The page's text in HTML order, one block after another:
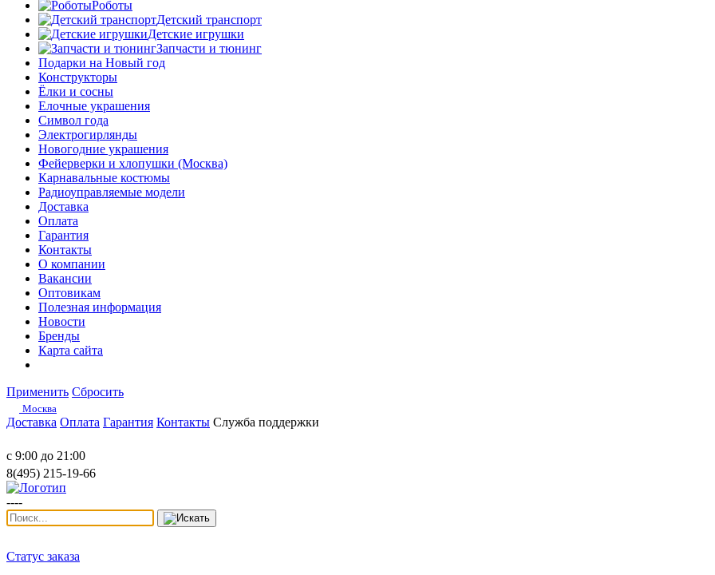
Роботы
Детский транспорт
Детские игрушки
Запчасти и тюнинг
Подарки на Новый год
Конструкторы
Ёлки и сосны
Елочные украшения
Символ года
Электрогирлянды
Новогодние украшения
Фейерверки и хлопушки (Москва)
Карнавальные костюмы
Радиоуправляемые модели
Доставка
Оплата
Гарантия
Контакты
О компании
Вакансии
Оптовикам
Полезная информация
Новости
Бренды
Карта сайта
Применить Сбросить
Москва
Доставка Оплата Гарантия Контакты Служба поддержки
с 9:00 до 21:00
8(495) 215-19-66
----
Статус заказа